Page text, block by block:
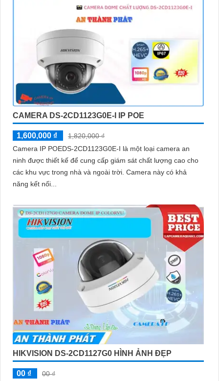
CAMERA DS-2CD1123G0E-I IP POE
1,600,000 ₫
1,820,000 ₫
Camera IP POEDS-2CD1123G0E-I là một loại camera an
ninh được thiết kế để cung cấp giám sát chất lượng cao cho
các khu vực trong nhà và ngoài trời. Camera này có khả
năng kết nối...
HIKVISION DS-2CD1127G0 HÌNH ẢNH ĐẸP
00 ₫ 00 ₫